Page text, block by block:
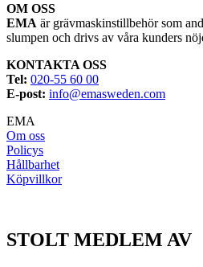
OM OSS
EMA är grävmaskinstillbehör som
slumpen och drivs av våra kunders
KONTAKTA OSS
Tel: 020-55 60 00
E-post: info@emasweden.com
EMA
Om oss
Policys
Hållbarhet
Köpvillkor
STOLT MEDLEM AV